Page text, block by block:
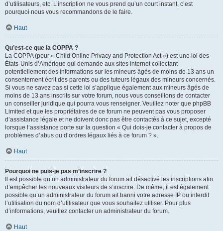
d’utilisateurs, etc. L’inscription ne vous prend qu’un court instant, c’est
pourquoi nous vous recommandons de le faire.
Haut
Qu’est-ce que la COPPA ?
La COPPA (pour « Child Online Privacy and Protection Act ») est une loi des
États-Unis d’Amérique qui demande aux sites internet collectant
potentiellement des informations sur les mineurs âgés de moins de 13 ans un
consentement écrit des parents ou des tuteurs légaux des mineurs concernés.
Si vous ne savez pas si cette loi s’applique également aux mineurs âgés de
moins de 13 ans inscrits sur votre forum, nous vous conseillons de contacter
un conseiller juridique qui pourra vous renseigner. Veuillez noter que phpBB
Limited et que les propriétaires de ce forum ne peuvent pas vous proposer
d’assistance légale et ne doivent donc pas être contactés à ce sujet, excepté
lorsque l’assistance porte sur la question « Qui dois-je contacter à propos de
problèmes d’abus ou d’ordres légaux liés à ce forum ? ».
Haut
Pourquoi ne puis-je pas m’inscrire ?
Il est possible qu’un administrateur du forum ait désactivé les inscriptions afin
d’empêcher les nouveaux visiteurs de s’inscrire. De même, il est également
possible qu’un administrateur du forum ait banni votre adresse IP ou interdit
l’utilisation du nom d’utilisateur que vous souhaitez utiliser. Pour plus
d’informations, veuillez contacter un administrateur du forum.
Haut